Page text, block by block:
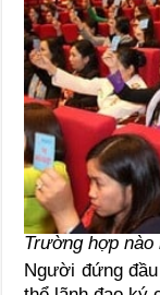
Trường hợp
Người đứng